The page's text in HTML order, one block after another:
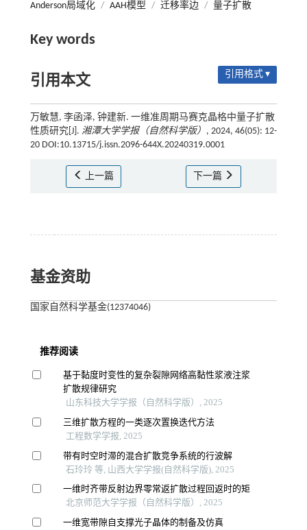
Anderson局域化 / AAH模型 / 迁移率边 / 量子扩散
Key words
引用本文 引用格式 ▾
万敏慧, 李函泽, 钟建新. 一维准周期马赛克晶格中量子扩散
性质研究[J]. 湘潭大学学报（自然科学版） , 2024, 46(05): 12-
20 DOI:10.13715/j.issn.2096-644X.20240319.0001
上一篇 下一篇
基金资助
国家自然科学基金(12374046)